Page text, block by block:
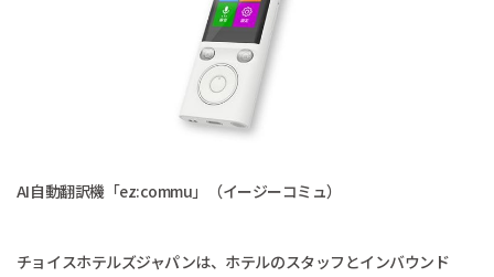
AI自動翻訳機「ez:commu」（イージーコミュ）
チョイスホテルズジャパンは、ホテルのスタッフとインバウンド